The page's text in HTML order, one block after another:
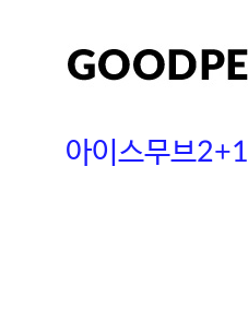
아이스무브2+1